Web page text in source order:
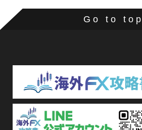
Go to top